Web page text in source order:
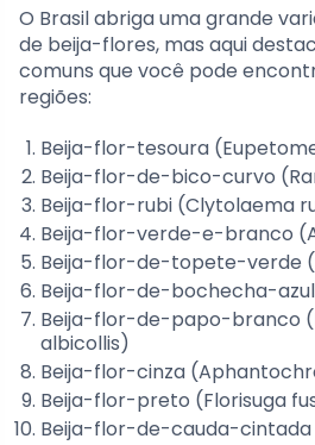
O Brasil abriga uma grande
de beija-flores, mas aqui
comuns que você pode
regiões:
Beija-flor-tesoura
Beija-flor-de-bico-curvo
Beija-flor-rubi (Clytolaema
Beija-flor-verde-e-branco
Beija-flor-de-topete-verde
Beija-flor-de-bochecha-
Beija-flor-de-papo-branco
albicollis)
Beija-flor-cinza
Beija-flor-preto (Florisuga
Beija-flor-de-cauda-